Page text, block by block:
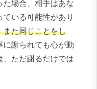
た場合、相手はあな
いる可能性があり
また同じことをし
に謝られても心が動
、ただ謝るだけでは